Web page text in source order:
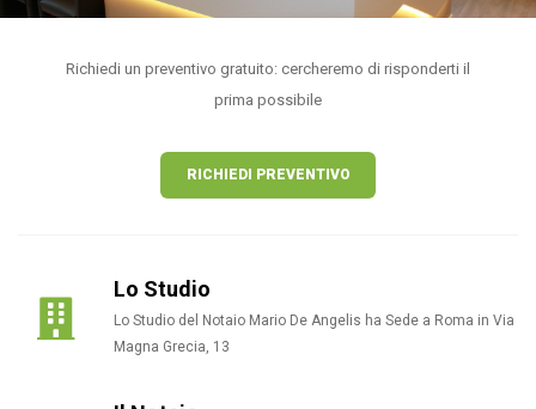
Richiedi un preventivo gratuito: cercheremo di risponderti il
prima possibile
RICHIEDI PREVENTIVO
Lo Studio
Lo Studio del Notaio Mario De Angelis ha Sede a Roma in Via
Magna Grecia, 13